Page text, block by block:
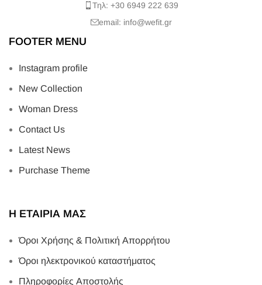
Τηλ: +30 6949 222 639
email: info@wefit.gr
FOOTER MENU
Instagram profile
New Collection
Woman Dress
Contact Us
Latest News
Purchase Theme
Η ΕΤΑΙΡΙΑ ΜΑΣ
Όροι Χρήσης & Πολιτική Απορρήτου
Όροι ηλεκτρονικού καταστήματος
Πληροφορίες Αποστολής